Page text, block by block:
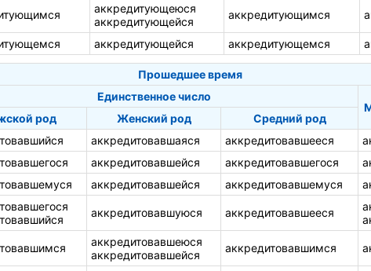
аккредитующеюся
аккредитующейся
аккредитующимся
аккредитующейся аккредитующемся
Прошедшее время
Единственное число
род
Женский род
Средний род
аккредитовавшаяся аккредитовавшееся
аккредитовавшейся аккредитовавшегося
аккредитовавшейся аккредитовавшемуся
аккредитовавшуюся аккредитовавшееся
аккредитовавшеюся
аккредитовавшейся
аккредитовавшимся